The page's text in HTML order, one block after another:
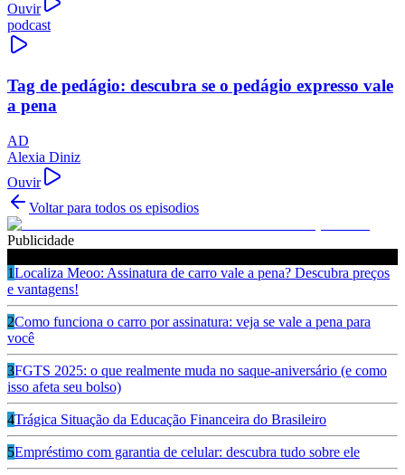
Ouvir
podcast
Tag de pedágio: descubra se o pedágio expresso vale
a pena
AD
Alexia Diniz
Ouvir
Voltar para todos os episodios
Publicidade
1Localiza Meoo: Assinatura de carro vale a pena? Descubra preços
e vantagens!
2Como funciona o carro por assinatura: veja se vale a pena para
você
3FGTS 2025: o que realmente muda no saque-aniversário (e como
isso afeta seu bolso)
4Trágica Situação da Educação Financeira do Brasileiro
5Empréstimo com garantia de celular: descubra tudo sobre ele